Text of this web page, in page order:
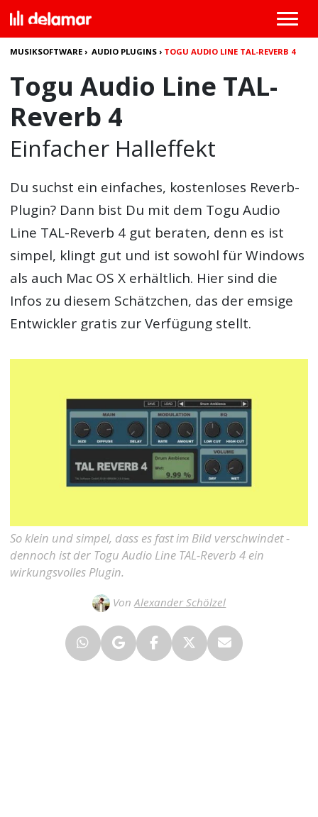
MUSIKSOFTWARE ›AUDIO PLUGINS › TOGU AUDIO LINE TAL-REVERB 4
Togu Audio Line TAL-
Reverb 4
Einfacher Halleffekt
Du suchst ein einfaches, kostenloses Reverb-
Plugin? Dann bist Du mit dem Togu Audio
Line TAL-Reverb 4 gut beraten, denn es ist
simpel, klingt gut und ist sowohl für Windows
als auch Mac OS X erhältlich. Hier sind die
Infos zu diesem Schätzchen, das der emsige
Entwickler gratis zur Verfügung stellt.
So klein und simpel, dass es fast im Bild verschwindet -
dennoch ist der Togu Audio Line TAL-Reverb 4 ein
wirkungsvolles Plugin.
VonAlexander Schölzel